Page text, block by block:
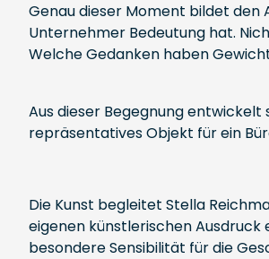
Genau dieser Moment bildet den
Unternehmer Bedeutung hat.
Welche Gedanken haben
Aus dieser Begegnung
repräsentatives Objekt für ein
Die Kunst begleitet Stella
eigenen künstlerischen
besondere Sensibilität für die